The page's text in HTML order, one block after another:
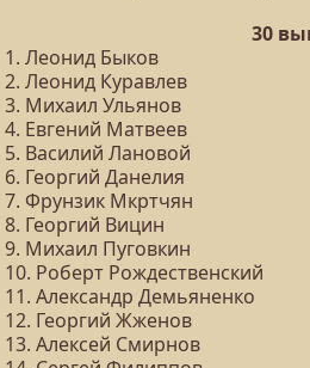
30
1. Леонид Быков
2. Леонид Куравлев
3. Михаил Ульянов
4. Евгений Матвеев
5. Василий Лановой
6. Георгий Данелия
7. Фрунзик Мкртчян
8. Георгий Вицин
9. Михаил Пуговкин
10. Роберт Рождественский
11. Александр Демьяненко
12. Георгий Жженов
13. Алексей Смирнов